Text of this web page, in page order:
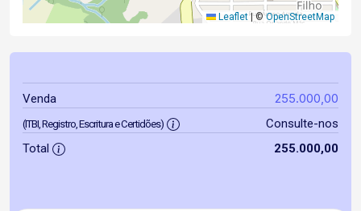
Leaflet |©OpenStreetMap
Venda 255.000,00
(ITBI, Registro, Escritura e Certidões)
Consulte-nos
Total
255.000,00